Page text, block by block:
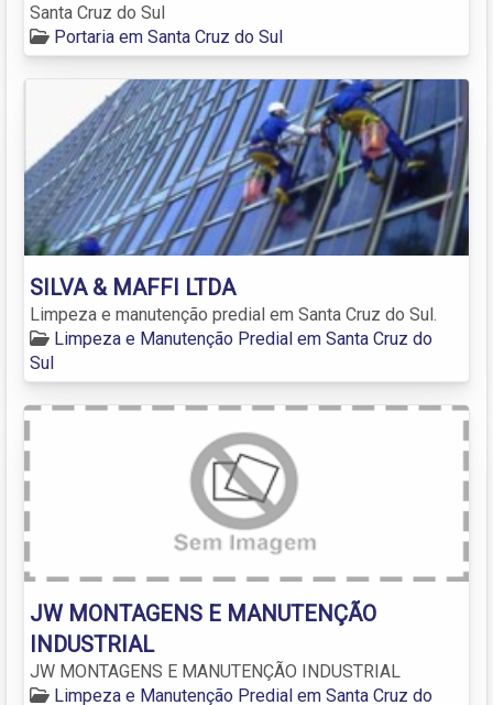
Santa Cruz do Sul
Portaria em Santa Cruz do Sul
SILVA & MAFFI LTDA
Limpeza e manutenção predial em Santa Cruz do Sul.
Limpeza e Manutenção Predial em Santa Cruz do
Sul
JW MONTAGENS E MANUTENÇÃO
INDUSTRIAL
JW MONTAGENS E MANUTENÇÃO INDUSTRIAL
Limpeza e Manutenção Predial em Santa Cruz do